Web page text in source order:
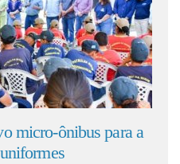
a Paciente morre em
7 horas por vaga de